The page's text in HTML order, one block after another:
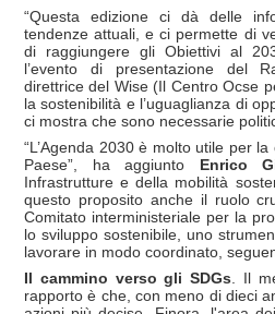
“Questa edizione ci dà delle
tendenze attuali, e ci permette di
di raggiungere gli Obiettivi al
l’evento di presentazione del
direttrice del Wise (Il Centro Ocse
la sostenibilità e l’uguaglianza di
ci mostra che sono necessarie
“L’Agenda 2030 è molto utile per
Paese”, ha aggiunto Enrico
Infrastrutture e della mobilità
questo proposito anche il ruolo
Comitato interministeriale per la
lo sviluppo sostenibile, uno
lavorare in modo coordinato,
Il cammino verso gli SDGs . Il
rapporto è che, con meno di dieci